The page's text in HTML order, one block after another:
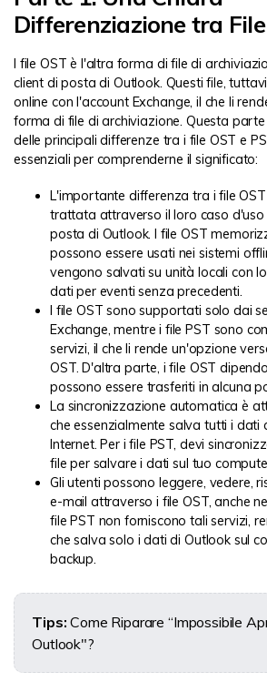
Differenziazione tra File
I file OST è l'altra forma di file di
client di posta di Outlook. Questi file,
online con l'account Exchange, il che li
forma di file di archiviazione. Questa
delle principali differenze tra i file OST e
essenziali per comprenderne il significato:
L'importante differenza tra i file
trattata attraverso il loro caso d'uso
posta di Outlook. I file OST
possono essere usati nei sistemi
vengono salvati su unità locali con
dati per eventi senza precedenti.
I file OST sono supportati solo dai
Exchange, mentre i file PST sono
servizi, il che li rende un'opzione
OST. D'altra parte, i file OST
possono essere trasferiti in alcuna
La sincronizzazione automatica è
che essenzialmente salva tutti i dati
Internet. Per i file PST, devi
file per salvare i dati sul tuo
Gli utenti possono leggere, vedere,
e-mail attraverso i file OST, anche
file PST non forniscono tali servizi,
che salva solo i dati di Outlook sul
backup.
Tips: Come Riparare “Impossibile
Outlook"?